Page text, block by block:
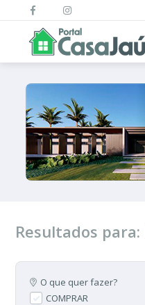
Resultados para:
O que quer fazer?
COMPRAR